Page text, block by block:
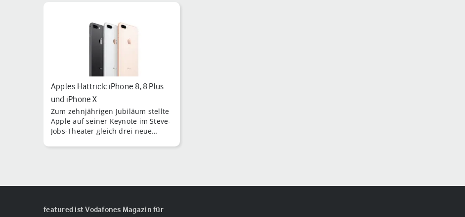
Apples Hattrick: iPhone 8, 8 Plus
und iPhone X
Zum zehnjährigen Jubiläum stellte
Apple auf seiner Keynote im Steve-
Jobs-Theater gleich drei neue
featured ist Vodafones Magazin für